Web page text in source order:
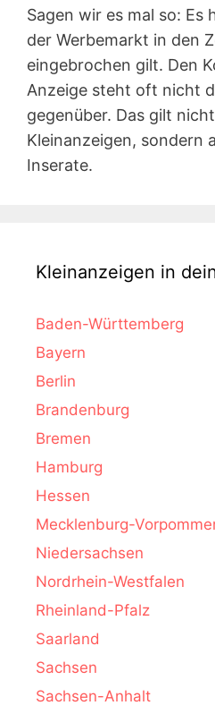
Sagen wir es mal so: Es
der Werbemarkt in den
eingebrochen gilt. Den
Anzeige steht oft nicht
gegenüber. Das gilt
Kleinanzeigen, sondern
Inserate.
Kleinanzeigen in
Baden-Württemberg
Bayern
Berlin
Brandenburg
Bremen
Hamburg
Hessen
Mecklenburg-
Niedersachsen
Nordrhein-Westfalen
Rheinland-Pfalz
Saarland
Sachsen
Sachsen-Anhalt